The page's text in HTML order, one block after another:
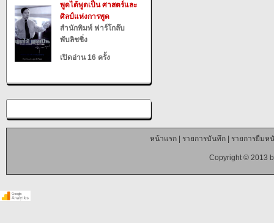
พูดได้พูดเป็น ศาสตร์และ
ศิลป์แห่งการพูด
สำนักพิมพ์ ฟาร์โกล๊บ
พับลิชชิ่ง
เปิดอ่าน 16 ครั้ง
หน้าแรก| รายการบันทึก| รายการยืมห
Copyright © 2013